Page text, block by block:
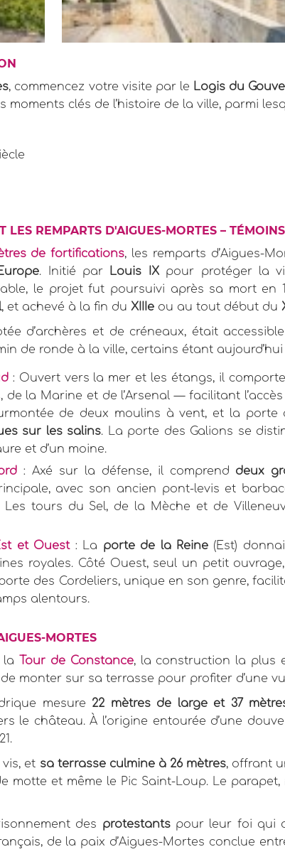
, commencez votre visite par le Logis du
moments clés de l’histoire de la ville, parmi
LES REMPARTS D'AIGUES-MORTES –
de fortifications, les remparts d’Aigues-
. Initié par Louis IX pour protéger la
le projet fut poursuivi après sa mort en
, et achevé à la fin du XIIIe ou au tout début du
d’archères et de créneaux, était
de ronde à la ville, certains étant aujourd’hui
: Ouvert vers la mer et les étangs, il comporte
de la Marine et de l’Arsenal — facilitant
de deux moulins à vent, et la
sur les salins. La porte des Galions se
et d’un moine.
: Axé sur la défense, il comprend deux
avec son ancien pont-levis et
Les tours du Sel, de la Mèche et de
et Ouest: La porte de la Reine(Est)
royales. Côté Ouest, seul un petit
porte des Cordeliers, unique en son genre,
alentours.
MORTES
la Tour de Constance, la construction la plus
monter sur sa terrasse pour profiter d’une
mesure 22 mètres de large et 37
le château. À l’origine entourée d’une
et sa terrasse culmine à 26 mètres, offrant
motte et même le Pic Saint-Loup. Le
des protestants pour leur foi qui
de la paix d’Aigues-Mortes conclue